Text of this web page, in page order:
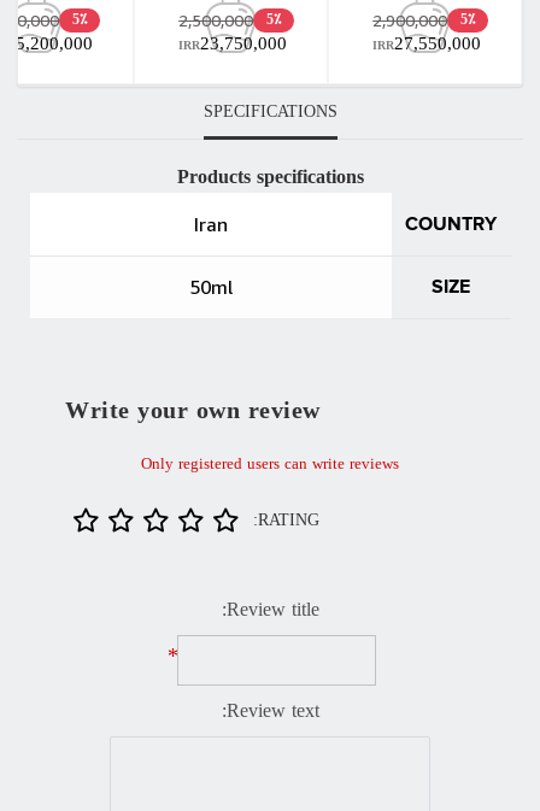
50ml
5٪
15,200,000
Caviar 50ml
5٪ 2,500,000
23,750,000
IRR
Whitening Caviar 50ml
5٪ 2,900,000
27,550,000
IRR
SPECIFICATIONS
Products specifications
COUNTRY
Iran
SIZE
50ml
Write your own review
Only registered users can write reviews
RATING:
Review title:
*
Review text: